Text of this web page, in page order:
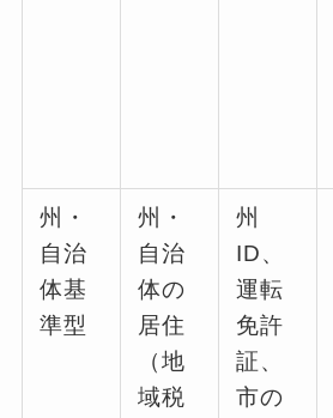
州・
自治
体基
準型
州・
自治
体の
居住
（地
域税
州
ID、
運転
免許
証、
市の